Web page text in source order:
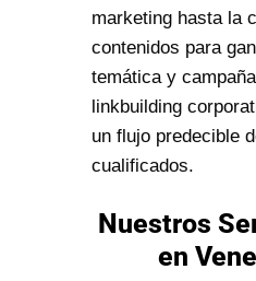
marketing hasta la
contenidos para
temática y
linkbuilding
un flujo predecible
cualificados.
Nuestros
en